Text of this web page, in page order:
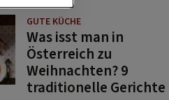
GUTE KÜCHE
Was isst man in
Österreich zu
Weihnachten? 9
traditionelle Gerichte